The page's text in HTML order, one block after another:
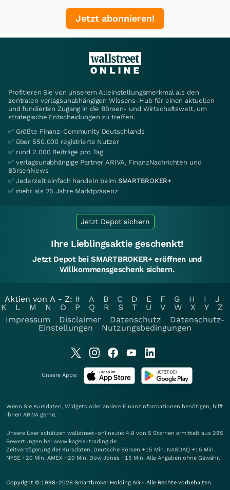
Jetzt abonnieren!
Profitieren Sie von unserem Alleinstellungsmerkmal als den
zentralen verlagsunabhängigen Wissens-Hub für einen aktuellen
und fundierten Zugang in die Börsen- und Wirtschaftswelt, um
strategische Entscheidungen zu treffen.
✅ Größte Finanz-Community Deutschlands
✅ über 550.000 registrierte Nutzer
✅ rund 2.000 Beiträge pro Tag
✅ verlagsunabhängige Partner ARIVA, FinanzNachrichten und
BörsenNews
✅ Jederzeit einfach handeln beim SMARTBROKER+
✅ mehr als 25 Jahre Marktpräsenz
Jetzt Depot sichern
Ihre Lieblingsaktie geschenkt!
Jetzt Depot bei SMARTBROKER+ eröffnen und
Willkommensgeschenk sichern.
Aktien von A - Z: # A B C D E F G H I
J
K
L M N O P Q R S T U V W X Y
Z
Impressum
Disclaimer Datenschutz
Datenschutz-
Einstellungen
Nutzungsbedingungen
Unsere Apps:
Wenn Sie Kursdaten, Widgets oder andere Finanzinformationen benötigen, hilft
Ihnen ARIVA gerne.
Unsere User schätzen wallstreet-online.de: 4.8 von 5 Sternen ermittelt aus 285
Bewertungen bei www.kagels-trading.de
Zeitverzögerung der Kursdaten: Deutsche Börsen +15 Min. NASDAQ +15 Min.
NYSE +20 Min. AMEX +20 Min. Dow Jones +15 Min. Alle Angaben ohne Gewähr.
Copyright © 1998-2026 Smartbroker Holding AG - Alle Rechte vorbehalten.